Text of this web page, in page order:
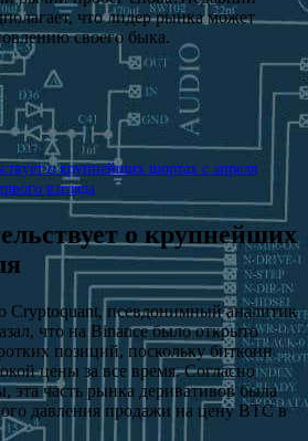
что лидер рынка может
своего быка.
о крупнейших шортах с апреля
взгляда
о крупнейших
Cryptoquant, псевдонимный аналитик
что на Binance было открыто
позиций, поскольку биткоин
цены за все время. Согласно
эта часть рынка деривативов была
давления продажи на цену BTC в